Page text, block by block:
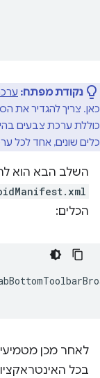
נקודת מפתח:
כאן. צריך להגדיר את
כוללת ערכת צבעים
כלים שונים, אחד לכל
השלב הבא הוא
הכלים:
לאחר מכן
בכל